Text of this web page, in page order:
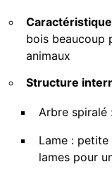
bois beaucoup
animaux
Structure
Arbre spiralé
Lame :
lames pour